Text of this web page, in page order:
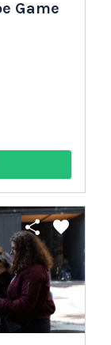
Game
share favorite